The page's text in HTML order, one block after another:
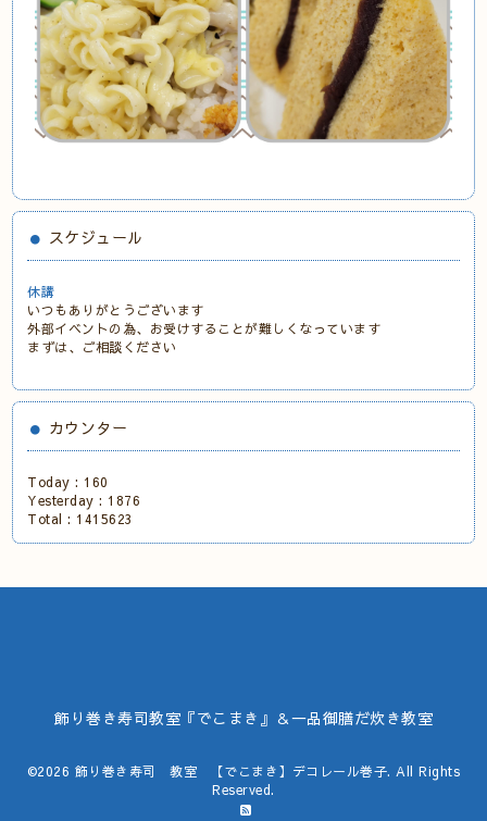
スケジュール
休講
いつもありがとうございます
外部イベントの為、お受けすることが難しくなっています
まずは、ご相談ください
カウンター
Today : 160
Yesterday : 1876
Total : 1415623
飾り巻き寿司教室『でこまき』＆一品御膳だ炊き教室
©2026 飾り巻き寿司 教室 【でこまき】デコレール巻子. All Rights
Reserved.